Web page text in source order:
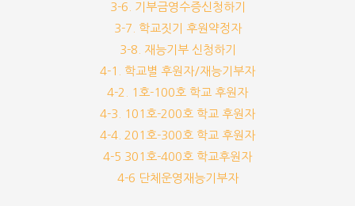
3-6. 기부금영수증신청하기
3-7. 학교짓기 후원약정자
3-8. 재능기부 신청하기
4-1. 학교별 후원자/재능기부자
4-2. 1호-100호 학교 후원자
4-3. 101호-200호 학교 후원자
4-4. 201호-300호 학교 후원자
4-5 301호-400호 학교후원자
4-6 단체운영재능기부자